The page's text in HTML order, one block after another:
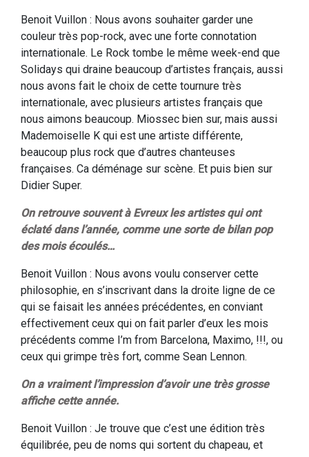
Benoit Vuillon : Nous avons souhaiter garder une
couleur très pop-rock, avec une forte connotation
internationale. Le Rock tombe le même week-end que
Solidays qui draine beaucoup d’artistes français, aussi
nous avons fait le choix de cette tournure très
internationale, avec plusieurs artistes français que
nous aimons beaucoup. Miossec bien sur, mais aussi
Mademoiselle K qui est une artiste différente,
beaucoup plus rock que d’autres chanteuses
françaises. Ca déménage sur scène. Et puis bien sur
Didier Super.
On retrouve souvent à Evreux les artistes qui ont
éclaté dans l’année, comme une sorte de bilan pop
des mois écoulés…
Benoit Vuillon : Nous avons voulu conserver cette
philosophie, en s’inscrivant dans la droite ligne de ce
qui se faisait les années précédentes, en conviant
effectivement ceux qui on fait parler d’eux les mois
précédents comme I’m from Barcelona, Maximo, !!!, ou
ceux qui grimpe très fort, comme Sean Lennon.
On a vraiment l’impression d’avoir une très grosse
affiche cette année.
Benoit Vuillon : Je trouve que c’est une édition très
équilibrée, peu de noms qui sortent du chapeau, et